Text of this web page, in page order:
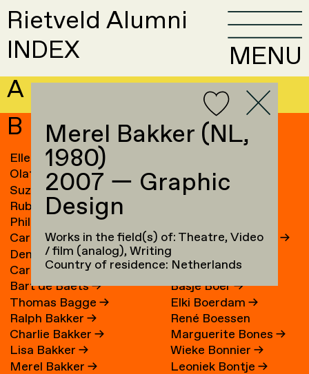
Rietveld Alumni
INDEX
MENU
A
B
Elle van Baaren →
Olaf Baars→
Suzanne van Baarsen
→
Ruben Baart
Phil Baber
Caroline Bach→
Denny Backhaus→
Carin Baeten→
Bart de Baets→
Thomas Bagge→
Ralph Bakker→
Charlie Bakker→
Lisa Bakker→
Merel Bakker→
Ossip Blits
Ravi Blits→
Gam Bodenhausen→
Maze de Boer
Anne de Boer
Basje Boer→
Elki Boerdam→
René Boessen
Marguerite Bones→
Wieke Bonnier→
Leoniek Bontje→
Merel Bakker (NL,
1980)
2007 — Graphic
Design
Works in the field(s) of: Theatre, Video
/ film (analog), Writing
Country of residence: Netherlands